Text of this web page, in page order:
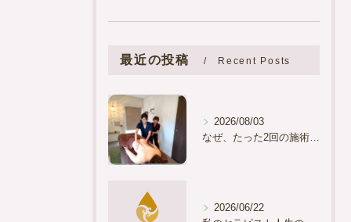
最近の投稿 Recent Posts
2026/08/03
2026/06/22